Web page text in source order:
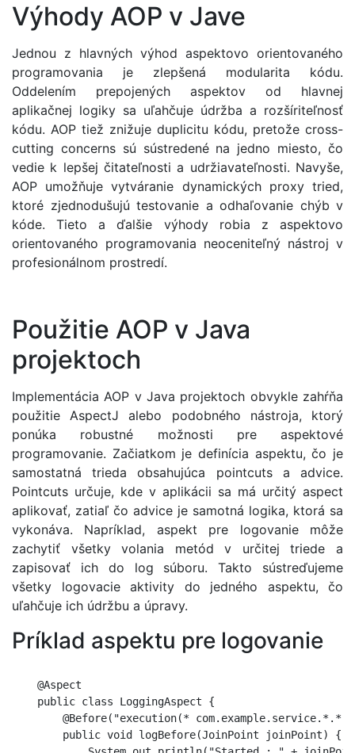
Výhody AOP v Jave
Jednou z hlavných výhod aspektovo orientovaného
programovania je zlepšená modularita kódu.
Oddelením prepojených aspektov od hlavnej
aplikačnej logiky sa uľahčuje údržba a rozšíriteľnosť
kódu. AOP tiež znižuje duplicitu kódu, pretože cross-
cutting concerns sú sústredené na jedno miesto, čo
vedie k lepšej čitateľnosti a udržiavateľnosti. Navyše,
AOP umožňuje vytváranie dynamických proxy tried,
ktoré zjednodušujú testovanie a odhaľovanie chýb v
kóde. Tieto a ďalšie výhody robia z aspektovo
orientovaného programovania neoceniteľný nástroj v
profesionálnom prostredí.
Použitie AOP v Java
projektoch
Implementácia AOP v Java projektoch obvykle zahŕňa
použitie AspectJ alebo podobného nástroja, ktorý
ponúka robustné možnosti pre aspektové
programovanie. Začiatkom je definícia aspektu, čo je
samostatná trieda obsahujúca pointcuts a advice.
Pointcuts určuje, kde v aplikácii sa má určitý aspect
aplikovať, zatiaľ čo advice je samotná logika, ktorá sa
vykonáva. Napríklad, aspekt pre logovanie môže
zachytiť všetky volania metód v určitej triede a
zapisovať ich do log súboru. Takto sústreďujeme
všetky logovacie aktivity do jedného aspektu, čo
uľahčuje ich údržbu a úpravy.
Príklad aspektu pre logovanie
    @Aspect
    public class LoggingAspect {
@Before("execution(*
        public void logBefore(JoinPoint joinPoint) {